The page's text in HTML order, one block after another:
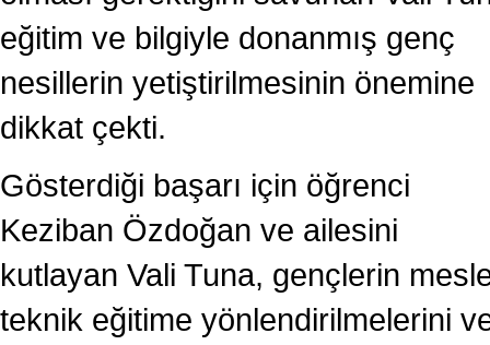
eğitim ve bilgiyle donanmış genç
nesillerin yetiştirilmesinin önemine
dikkat çekti.
Gösterdiği başarı için öğrenci
Keziban Özdoğan ve ailesini
kutlayan Vali Tuna, gençlerin
teknik eğitime yönlendirilmelerini